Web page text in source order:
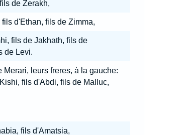
de Zerakh,
d'Ethan, fils de Zimma,
fils de Jakhath, fils de
de Levi.
Merari, leurs freres, à la gauche:
fils d'Abdi, fils de Malluc,
fils d'Amatsia,